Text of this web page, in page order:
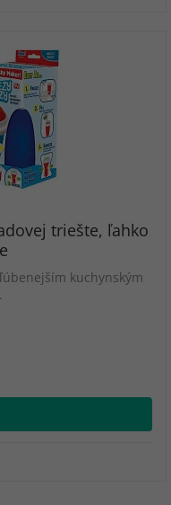
triešte, ľahko
kuchynským